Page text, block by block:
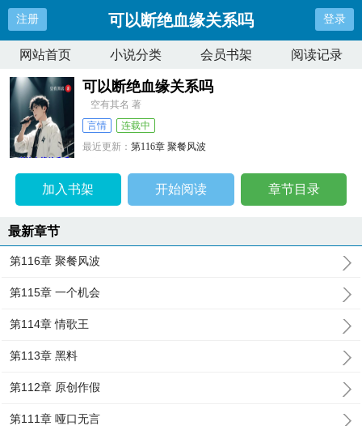
注册 可以断绝血缘关系吗 登录
网站首页 小说分类 会员书架 阅读记录
可以断绝血缘关系吗
空有其名 著
言情
连载中
最近更新：第116章 聚餐风波
加入书架 开始阅读 章节目录
最新章节
第116章 聚餐风波
第115章 一个机会
第114章 情歌王
第113章 黑料
第112章 原创作假
第111章 哑口无言